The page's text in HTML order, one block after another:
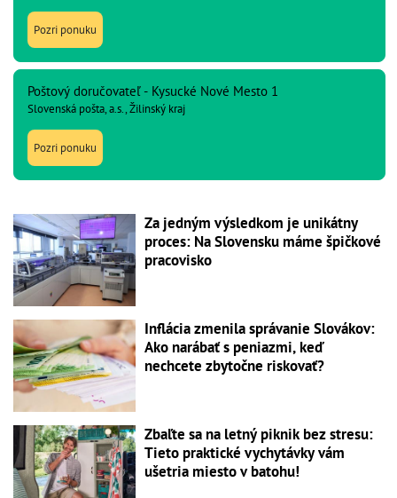
Pozri ponuku
Poštový doručovateľ - Kysucké Nové Mesto 1
Slovenská pošta, a.s., Žilinský kraj
Pozri ponuku
Za jedným výsledkom je unikátny
proces: Na Slovensku máme špičkové
pracovisko
Inflácia zmenila správanie Slovákov:
Ako narábať s peniazmi, keď
nechcete zbytočne riskovať?
Zbaľte sa na letný piknik bez stresu:
Tieto praktické vychytávky vám
ušetria miesto v batohu!